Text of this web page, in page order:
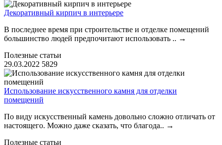
Декоративный кирпич в интерьере
В последнее время при строительстве и отделке помещений
большинство людей предпочитают использовать .. →
Полезные статьи
29.03.2022 5829
Использование искусственного камня для отделки
помещений
По виду искусственный камень довольно сложно отличать от
настоящего. Можно даже сказать, что благода.. →
Полезные статьи